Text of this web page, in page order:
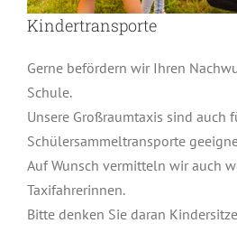
Kindertransporte
Gerne befördern wir Ihren
Schule.
Unsere Großraumtaxis sind auch
Schülersammeltransporte
Auf Wunsch vermitteln wir auch
Taxifahrerinnen.
Bitte denken Sie daran